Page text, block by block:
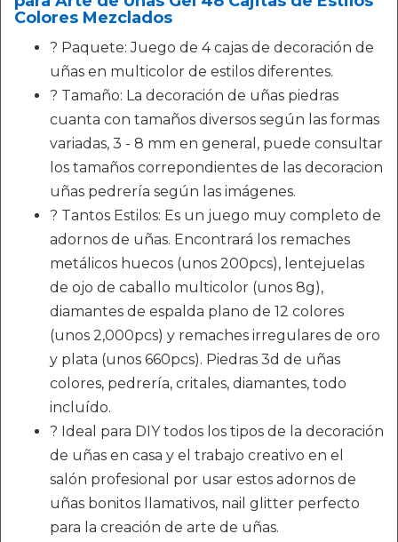
Colores Mezclados
? Paquete: Juego de 4 cajas de decoración de
uñas en multicolor de estilos diferentes.
? Tamaño: La decoración de uñas piedras
cuanta con tamaños diversos según las formas
variadas, 3 - 8 mm en general, puede consultar
los tamaños correpondientes de las decoracion
uñas pedrería según las imágenes.
? Tantos Estilos: Es un juego muy completo de
adornos de uñas. Encontrará los remaches
metálicos huecos (unos 200pcs), lentejuelas
de ojo de caballo multicolor (unos 8g),
diamantes de espalda plano de 12 colores
(unos 2,000pcs) y remaches irregulares de oro
y plata (unos 660pcs). Piedras 3d de uñas
colores, pedrería, critales, diamantes, todo
incluído.
? Ideal para DIY todos los tipos de la decoración
de uñas en casa y el trabajo creativo en el
salón profesional por usar estos adornos de
uñas bonitos llamativos, nail glitter perfecto
para la creación de arte de uñas.